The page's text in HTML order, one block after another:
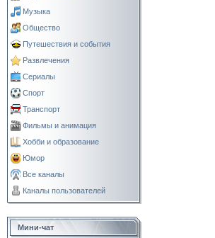
Музыка
Общество
Путешествия и события
Развлечения
Сериалы
Спорт
Транспорт
Фильмы и анимация
Хобби и образование
Юмор
Все каналы
Каналы пользователей
Мини-чат